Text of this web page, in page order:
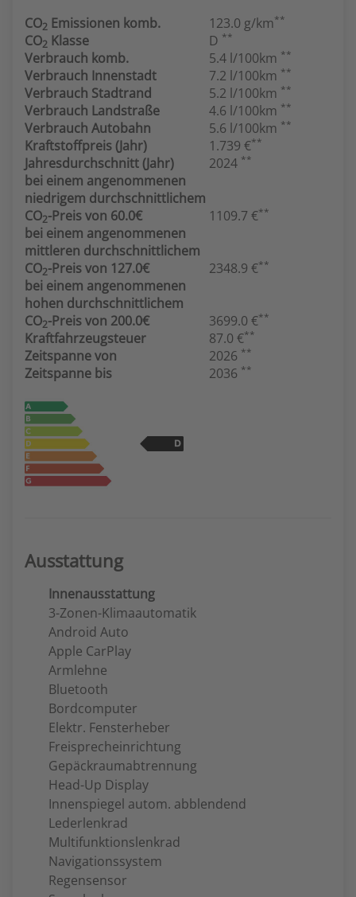
CO2 Emissionen komb. 123.0 g/km**
CO2 Klasse D **
Verbrauch komb. 5.4 l/100km **
Verbrauch Innenstadt 7.2 l/100km **
Verbrauch Stadtrand 5.2 l/100km **
Verbrauch Landstraße 4.6 l/100km **
Verbrauch Autobahn 5.6 l/100km **
Kraftstoffpreis (Jahr) 1.739 €**
Jahresdurchschnitt (Jahr) 2024 **
bei einem angenommenen
niedrigem durchschnittlichem
CO2-Preis von 60.0€ 1109.7 €**
bei einem angenommenen
mittleren durchschnittlichem
CO2-Preis von 127.0€ 2348.9 €**
bei einem angenommenen
hohen durchschnittlichem
CO2-Preis von 200.0€ 3699.0 €**
Kraftfahrzeugsteuer 87.0 €**
Zeitspanne von 2026 **
Zeitspanne bis 2036 **
Ausstattung
Innenausstattung
3-Zonen-Klimaautomatik
Android Auto
Apple CarPlay
Armlehne
Bluetooth
Bordcomputer
Elektr. Fensterheber
Freisprecheinrichtung
Gepäckraumabtrennung
Head-Up Display
Innenspiegel autom. abblendend
Lederlenkrad
Multifunktionslenkrad
Navigationssystem
Regensensor